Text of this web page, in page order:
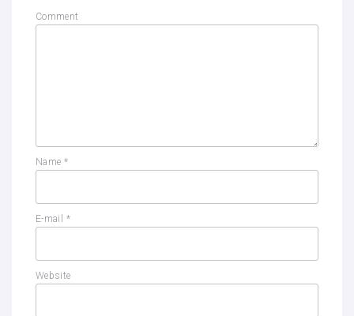
Comment
Name *
E-mail *
Website